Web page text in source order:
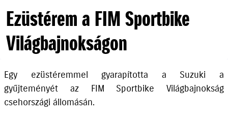
Ezüstérem a FIM Sportbike
Világbajnokságon
Egy ezüstéremmel gyarapította a Suzuki a
gyűjteményét az FIM Sportbike Világbajnokság
csehországi állomásán.